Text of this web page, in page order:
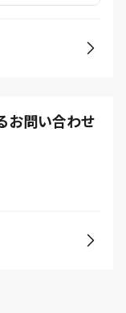
お問い合わせ